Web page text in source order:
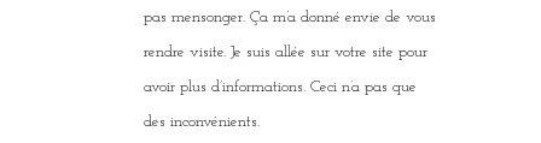
pas mensonger. Ça m’a donné envie de vous
rendre visite. Je suis allée sur votre site pour
avoir plus d’informations. Ceci n’a pas que
des inconvénients.